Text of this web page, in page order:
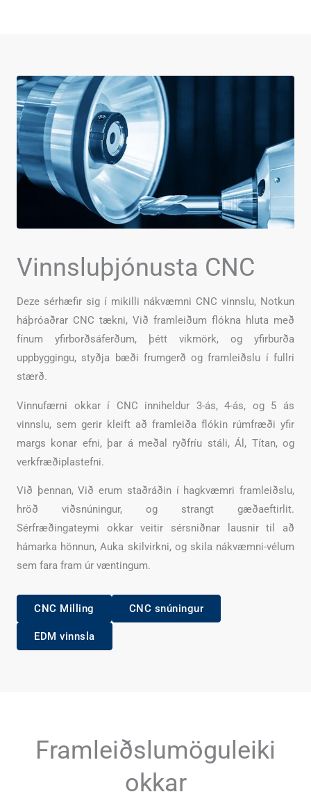
Vinnsluþjónusta CNC
Deze sérhæfir sig í mikilli nákvæmni CNC vinnslu, Notkun
háþróaðrar CNC tækni, Við framleiðum flókna hluta með
fínum yfirborðsáferðum, þétt vikmörk, og yfirburða
uppbyggingu, styðja bæði frumgerð og framleiðslu í fullri
stærð.
Vinnufærni okkar í CNC inniheldur 3-ás, 4-ás, og 5 ás
vinnslu, sem gerir kleift að framleiða flókin rúmfræði yfir
margs konar efni, þar á meðal ryðfríu stáli, Ál, Títan, og
verkfræðiplastefni.
Við þennan, Við erum staðráðin í hagkvæmri framleiðslu,
hröð viðsnúningur, og strangt gæðaeftirlit.
Sérfræðingateymi okkar veitir sérsniðnar lausnir til að
hámarka hönnun, Auka skilvirkni, og skila nákvæmni-vélum
sem fara fram úr væntingum.
CNC Milling CNC snúningur
EDM vinnsla
Framleiðslumöguleiki
okkar